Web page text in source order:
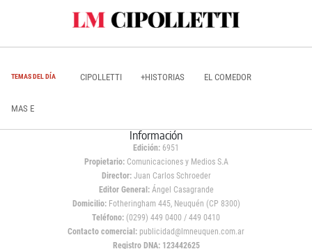
TEMAS DEL DÍA CIPOLLETTI +HISTORIAS EL COMEDOR
MAS E
Información
Edición: 6951
Propietario:Comunicaciones y Medios S.A
Director: Juan Carlos Schroeder
Editor General:Ángel Casagrande
Domicilio:Fotheringham 445, Neuquén (CP 8300)
Teléfono: (0299) 449 0400 / 449 0410
Contacto comercial: publicidad@lmneuquen.com.ar
Registro DNA: 123442625